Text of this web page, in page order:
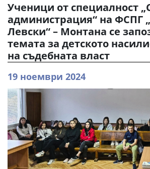
Ученици от специалност
администрация“ на ФСПГ
Левски“ – Монтана се
темата за детското
на съдебната власт
19 ноември 2024